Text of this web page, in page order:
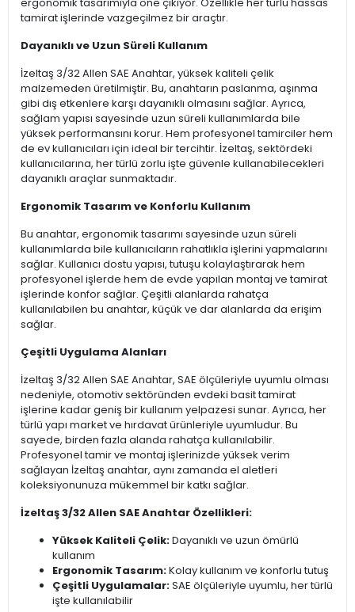
ergonomik tasarımıyla öne çıkıyor. Özellikle her türlü hassas
tamirat işlerinde vazgeçilmez bir araçtır.
Dayanıklı ve Uzun Süreli Kullanım
İzeltaş 3/32 Allen SAE Anahtar, yüksek kaliteli çelik
malzemeden üretilmiştir. Bu, anahtarın paslanma, aşınma
gibi dış etkenlere karşı dayanıklı olmasını sağlar. Ayrıca,
sağlam yapısı sayesinde uzun süreli kullanımlarda bile
yüksek performansını korur. Hem profesyonel tamirciler hem
de ev kullanıcıları için ideal bir tercihtir. İzeltaş, sektördeki
kullanıcılarına, her türlü zorlu işte güvenle kullanabilecekleri
dayanıklı araçlar sunmaktadır.
Ergonomik Tasarım ve Konforlu Kullanım
Bu anahtar, ergonomik tasarımı sayesinde uzun süreli
kullanımlarda bile kullanıcıların rahatlıkla işlerini yapmalarını
sağlar. Kullanıcı dostu yapısı, tutuşu kolaylaştırarak hem
profesyonel işlerde hem de evde yapılan montaj ve tamirat
işlerinde konfor sağlar. Çeşitli alanlarda rahatça
kullanılabilen bu anahtar, küçük ve dar alanlarda da erişim
sağlar.
Çeşitli Uygulama Alanları
İzeltaş 3/32 Allen SAE Anahtar, SAE ölçüleriyle uyumlu olması
nedeniyle, otomotiv sektöründen evdeki basit tamirat
işlerine kadar geniş bir kullanım yelpazesi sunar. Ayrıca, her
türlü yapı market ve hırdavat ürünleriyle uyumludur. Bu
sayede, birden fazla alanda rahatça kullanılabilir.
Profesyonel tamir ve montaj işlerinizde yüksek verim
sağlayan İzeltaş anahtar, aynı zamanda el aletleri
koleksiyonunuza mükemmel bir katkı sağlar.
İzeltaş 3/32 Allen SAE Anahtar Özellikleri:
Yüksek Kaliteli Çelik:Dayanıklı ve uzun ömürlü
kullanım
Ergonomik Tasarım:Kolay kullanım ve konforlu tutuş
Çeşitli Uygulamalar:SAE ölçüleriyle uyumlu, her türlü
işte kullanılabilir